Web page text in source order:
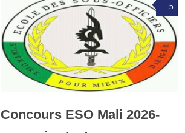
5
Concours ESO Mali 2026-